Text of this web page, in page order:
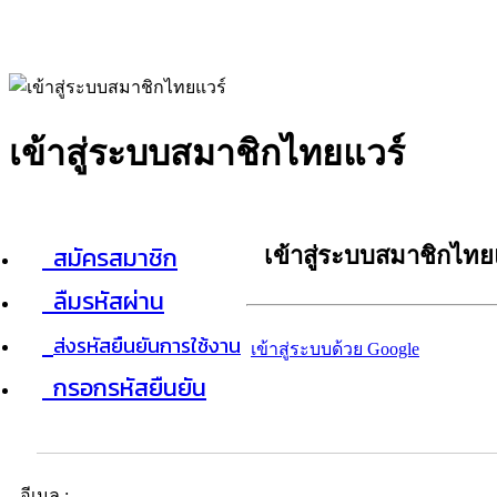
เข้าสู่ระบบสมาชิกไทยแวร์
สมัครสมาชิก
ลืมรหัสผ่าน
ส่งรหัสยืนยันการใช้งาน
กรอกรหัสยืนยัน
เข้าสู่ระบบสมาชิกไท
เข้าสู่ระบบด้วย Google